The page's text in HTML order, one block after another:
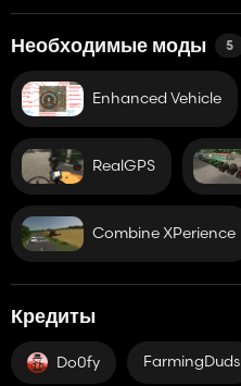
Необходимые моды 5
Enhanced Vehicle
RealGPS
Combine XPerience
Кредиты
Do0fy FarmingDuds